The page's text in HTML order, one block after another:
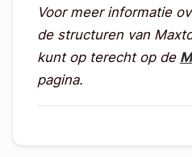
Voor meer informatie
de structuren van
kunt op terecht op de
pagina.